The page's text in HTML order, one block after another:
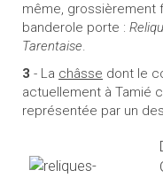
même, grossièrement
banderole porte :
Tarentaise.
3 - La châsse dont le
actuellement à Tamié
représentée par un